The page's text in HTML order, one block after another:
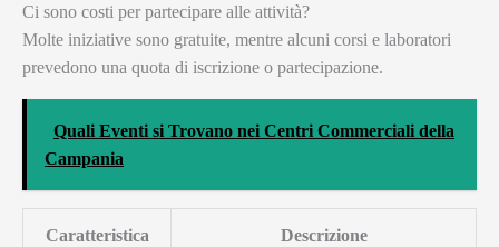
Ci sono costi per partecipare alle attività?
Molte iniziative sono gratuite, mentre alcuni corsi e laboratori
prevedono una quota di iscrizione o partecipazione.
Quali Eventi si Trovano nei Centri Commerciali della
Campania
Caratteristica Descrizione